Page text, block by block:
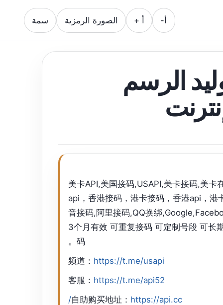
أ- أ + الصورة الرمزية سمة
الرسم
美卡API,美国接码,USAPI,美卡接码,美
api，香港接码，港卡接码，香港api，
音接码,阿里接码,QQ换绑
3个月有效 可重复接码 可定制号段 可长
码。
频道： https://t.me/usapi
客服： https://t.me/api52
自助购买地址： https://api.cc/